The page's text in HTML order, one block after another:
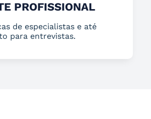
PROFISSIONAL
de especialistas e até
para entrevistas.